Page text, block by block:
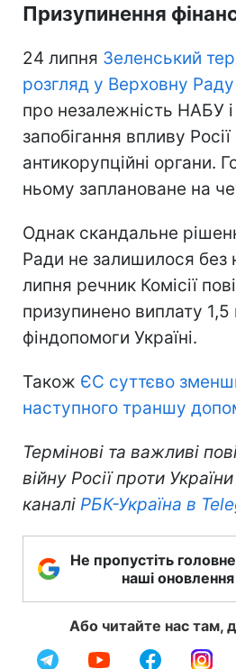
Призупинення
24 липня Зеленський
розгляд у Верховну
про незалежність НАБУ
запобігання впливу Росії
антикорупційні органи.
ньому заплановане на
Однак скандальне
Ради не залишилося без
липня речник Комісії
призупинено виплату
фіндопомоги Україні.
Також ЄС суттєво
наступного траншу
Термінові та важливі
війну Росії проти
каналі РБК-Україна в
Не пропустіть
наші
Або читайте нас там,